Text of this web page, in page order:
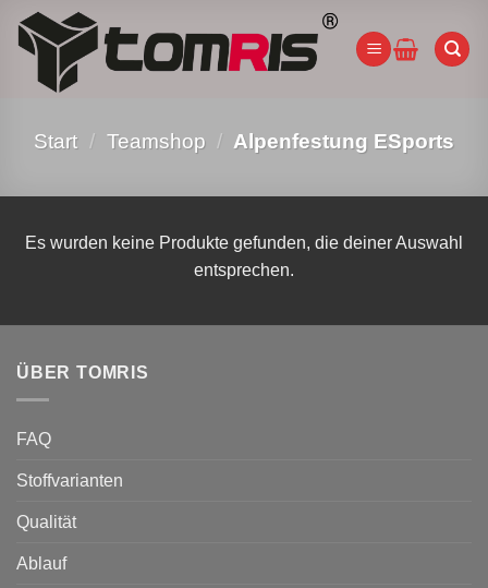
Zum
Inhalt
springen
Start / Teamshop / Alpenfestung ESports
Es wurden keine Produkte gefunden, die deiner Auswahl
entsprechen.
ÜBER TOMRIS
FAQ
Stoffvarianten
Qualität
Ablauf